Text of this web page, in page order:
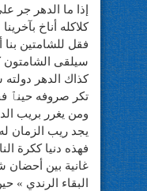
إذا ما الدهر جر
كلاكله أناخ بآخرينا
فقل للشامتين بنا
سيلقى الشامتون
كذاك الدهر
تكر صروفه حينٱ
ومن يغرر بريب
يجد ريب الزمان
فهذه دنيا ككرة
غانية بين أحضان
البقاء الرندي »